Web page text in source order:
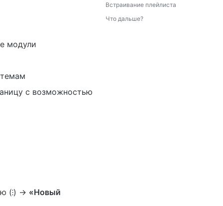
модули
с возможностью
(⁝) → «Новый
Встраивание плейлиста
Что дальше?